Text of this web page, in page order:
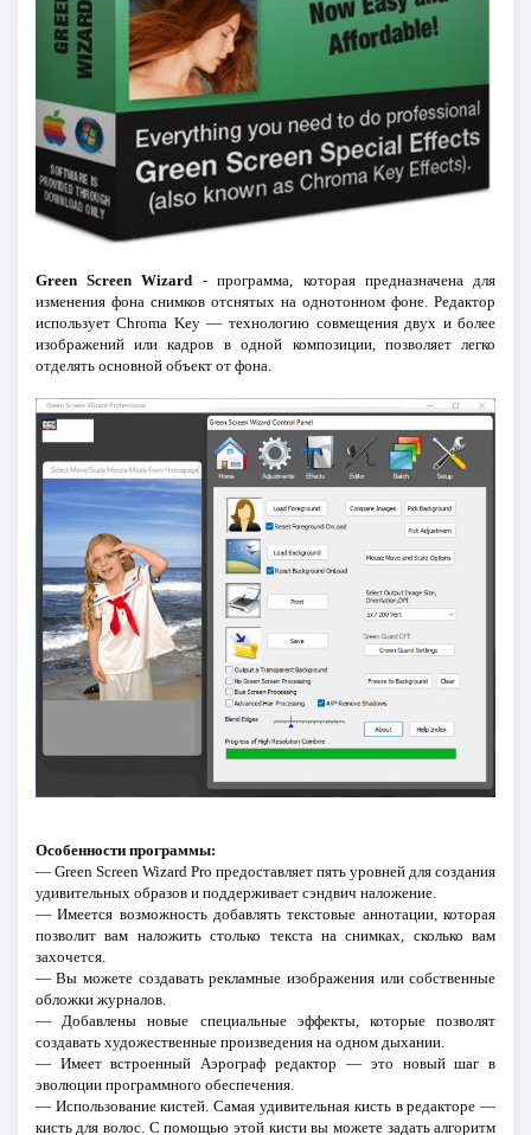
Green Screen Wizard - программа, которая предназначена для
изменения фона снимков отснятых на однотонном фоне. Редактор
использует Chroma Key — технологию совмещения двух и более
изображений или кадров в одной композиции, позволяет легко
отделять основной объект от фона.
Особенности программы:
— Green Screen Wizard Pro предоставляет пять уровней для создания
удивительных образов и поддерживает сэндвич наложение.
— Имеется возможность добавлять текстовые аннотации, которая
позволит вам наложить столько текста на снимках, сколько вам
захочется.
— Вы можете создавать рекламные изображения или собственные
обложки журналов.
— Добавлены новые специальные эффекты, которые позволят
создавать художественные произведения на одном дыхании.
— Имеет встроенный Аэрограф редактор — это новый шаг в
эволюции программного обеспечения.
— Использование кистей. Самая удивительная кисть в редакторе —
кисть для волос. С помощью этой кисти вы можете задать алгоритм